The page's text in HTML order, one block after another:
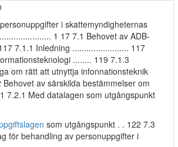
i skattemyndigheternas
1 17 7.1 Behovet av ADB-
7.1.1 Inledning ........................ 117
........ 119 7.1.3
om rätt att utnyttja infonnationsteknik
av särskilda bestämmelser om
7.2.1 Med datalagen som utgångspunkt
som utgångspunkt . . 122 7.3
för behandling av personuppgifter i